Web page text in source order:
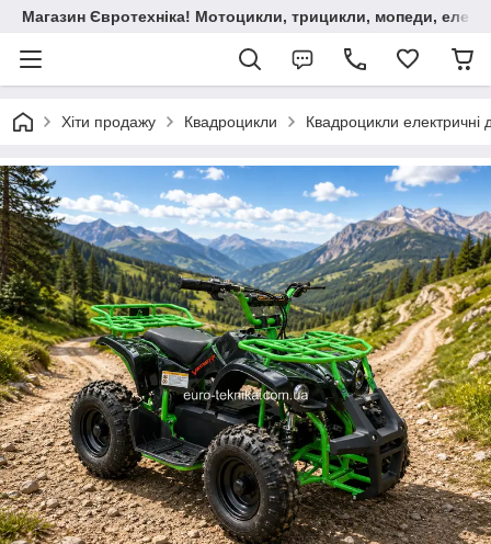
Магазин Євротехніка! Мотоцикли, трицикли, мопеди,
Хіти продажу Квадроцикли Квадроцикли електричні